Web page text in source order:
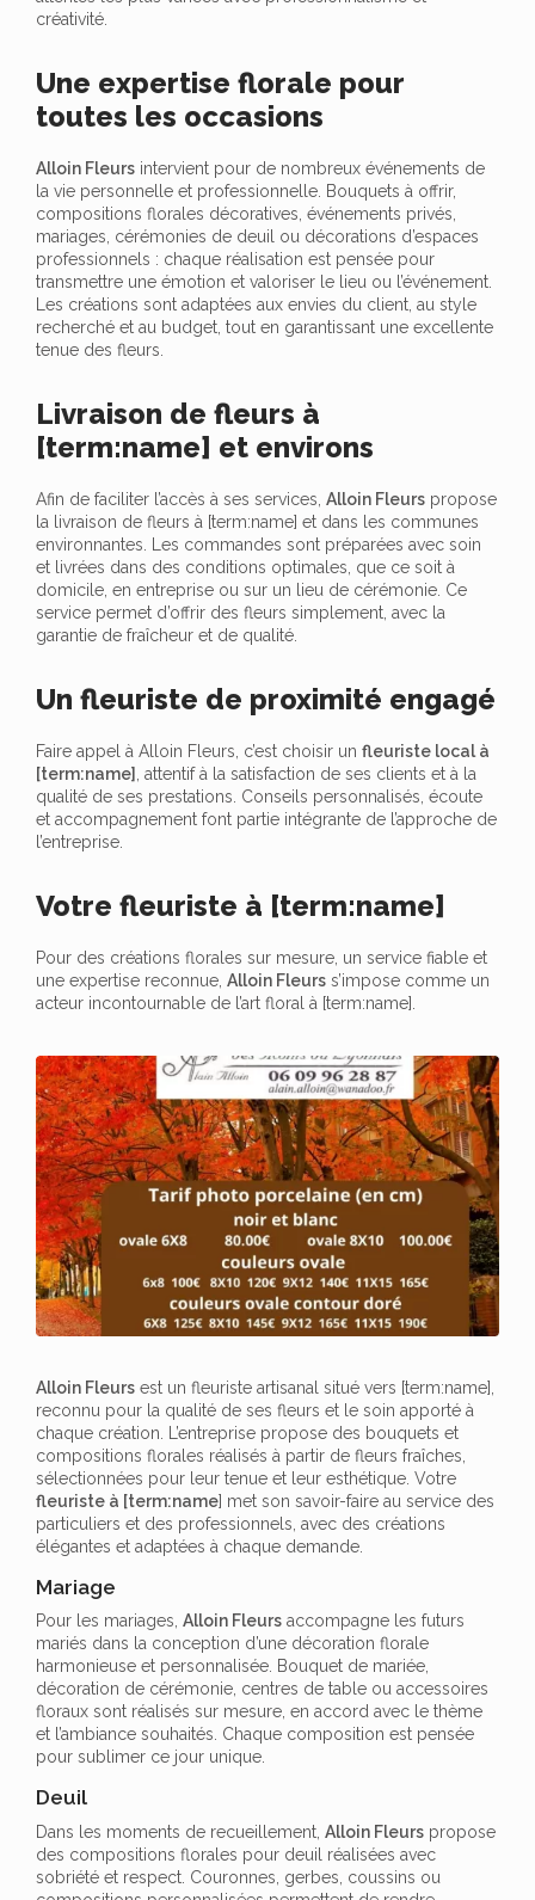
créativité.
Une expertise florale pour
toutes les occasions
Alloin Fleurs intervient pour de nombreux événements de
la vie personnelle et professionnelle. Bouquets à offrir,
compositions florales décoratives, événements privés,
mariages, cérémonies de deuil ou décorations d’espaces
professionnels : chaque réalisation est pensée pour
transmettre une émotion et valoriser le lieu ou l’événement.
Les créations sont adaptées aux envies du client, au style
recherché et au budget, tout en garantissant une excellente
tenue des fleurs.
Livraison de fleurs à
[term:name] et environs
Afin de faciliter l’accès à ses services, Alloin Fleurs propose
la livraison de fleurs à [term:name] et dans les communes
environnantes. Les commandes sont préparées avec soin
et livrées dans des conditions optimales, que ce soit à
domicile, en entreprise ou sur un lieu de cérémonie. Ce
service permet d’offrir des fleurs simplement, avec la
garantie de fraîcheur et de qualité.
Un fleuriste de proximité engagé
Faire appel à Alloin Fleurs, c’est choisir un fleuriste local à
[term:name]
, attentif à la satisfaction de ses clients et à la
qualité de ses prestations. Conseils personnalisés, écoute
et accompagnement font partie intégrante de l’approche de
l’entreprise.
Votre fleuriste à [term:name]
Pour des créations florales sur mesure, un service fiable et
une expertise reconnue, Alloin Fleurs s’impose comme un
acteur incontournable de l’art floral à [term:name].
Alloin Fleurs est un fleuriste artisanal situé vers [term:name],
reconnu pour la qualité de ses fleurs et le soin apporté à
chaque création. L’entreprise propose des bouquets et
compositions florales réalisés à partir de fleurs fraîches,
sélectionnées pour leur tenue et leur esthétique. Votre
fleuriste à [term:name] met son savoir-faire au service des
particuliers et des professionnels, avec des créations
élégantes et adaptées à chaque demande.
Mariage
Pour les mariages, Alloin Fleurs accompagne les futurs
mariés dans la conception d’une décoration florale
harmonieuse et personnalisée. Bouquet de mariée,
décoration de cérémonie, centres de table ou accessoires
floraux sont réalisés sur mesure, en accord avec le thème
et l’ambiance souhaités. Chaque composition est pensée
pour sublimer ce jour unique.
Deuil
Dans les moments de recueillement, Alloin Fleurs propose
des compositions florales pour deuil réalisées avec
sobriété et respect. Couronnes, gerbes, coussins ou